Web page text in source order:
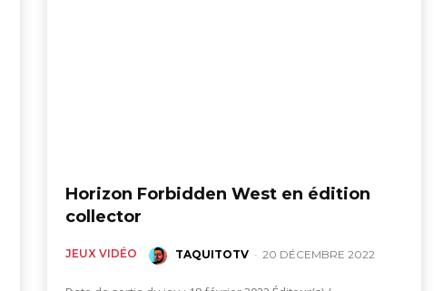
Horizon Forbidden West en édition
collector
JEUX VIDÉO TAQUITOTV - 20 DÉCEMBRE 2022